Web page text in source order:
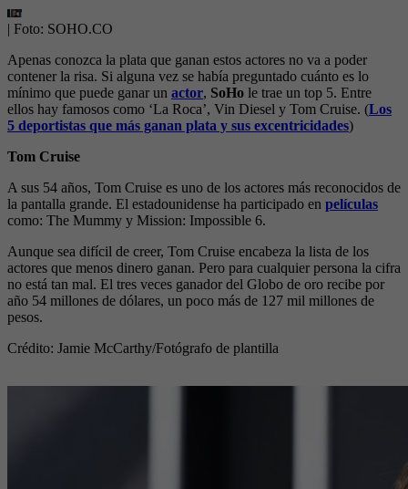
| Foto: SOHO.CO
Apenas conozca la plata que ganan estos actores no va a poder
contener la risa. Si alguna vez se había preguntado cuánto es lo
mínimo que puede ganar un actor, SoHo le trae un top 5. Entre
ellos hay famosos como ‘La Roca’, Vin Diesel y Tom Cruise. (Los
5 deportistas que más ganan plata y sus excentricidades)
Tom Cruise
A sus 54 años, Tom Cruise es uno de los actores más reconocidos de
la pantalla grande. El estadounidense ha participado en películas
como: The Mummy y Mission: Impossible 6.
Aunque sea difícil de creer, Tom Cruise encabeza la lista de los
actores que menos dinero ganan. Pero para cualquier persona la cifra
no está tan mal. El tres veces ganador del Globo de oro recibe por
año 54 millones de dólares, un poco más de 127 mil millones de
pesos.
Crédito: Jamie McCarthy/Fotógrafo de plantilla